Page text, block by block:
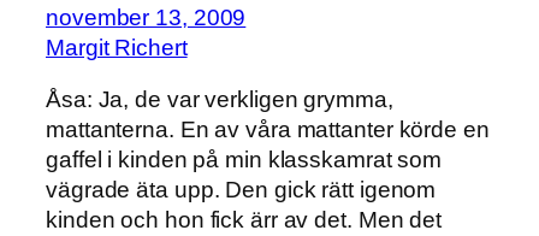
november 13, 2009
Margit Richert
Åsa: Ja, de var verkligen grymma,
mattanterna. En av våra mattanter körde en
gaffel i kinden på min klasskamrat som
vägrade äta upp. Den gick rätt igenom
kinden och hon fick ärr av det. Men det